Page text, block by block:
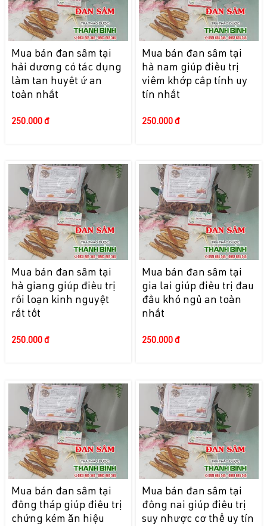
Mua bán đan sâm tại
hải dương có tác dụng
làm tan huyết ứ an
toàn nhất
250.000 đ
Mua bán đan sâm tại
hà nam giúp điều trị
viêm khớp cấp tính uy
tín nhất
250.000 đ
Mua bán đan sâm tại
hà giang giúp điều trị
rối loạn kinh nguyệt
rất tốt
250.000 đ
Mua bán đan sâm tại
gia lai giúp điều trị đau
đầu khó ngủ an toàn
nhất
250.000 đ
Mua bán đan sâm tại
đồng tháp giúp điều trị
chứng kém ăn hiệu
Mua bán đan sâm tại
đồng nai giúp điều trị
suy nhược cơ thể uy tín